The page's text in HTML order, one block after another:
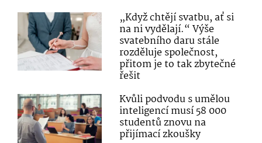
„Když chtějí svatbu, ať si
na ni vydělají.“ Výše
svatebního daru stále
rozděluje společnost,
přitom je to tak zbytečné
řešit
Kvůli podvodu s umělou
inteligencí musí 58 000
studentů znovu na
přijímací zkoušky